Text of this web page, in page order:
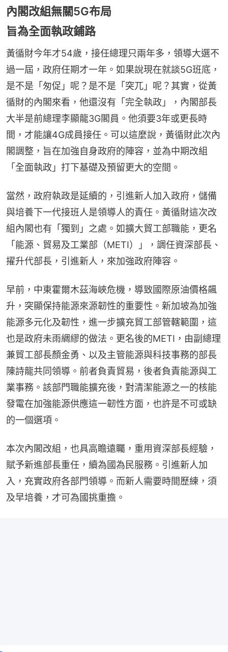
內閣改組無關5G布局
旨為全面執政鋪路
黃循財今年才54歲，接任總理只兩年多，領導大選不
過一屆，政府任期才一年。如果說現在就談5G班底，
是不是「匆促」呢？是不是「突兀」呢？其實，從黃
循財的內閣來看，他還沒有「完全執政」，內閣部長
大半是前總理李顯龍3G閣員。他須要3年或更長時
間，才能讓4G成員接任。可以這麼說，黃循財此次內
閣調整，旨在加強自身政府的陣容，並為中期改組
「全面執政」打下基礎及預留更大的空間。
當然，政府執政是延續的，引進新人加入政府，儲備
與培養下一代接班人是領導人的責任。黃循財這次改
組內閣也有「獨到」之處。如擴大貿工部職能，更名
「能源、貿易及工業部（METI）」，調任資深部長、
擢升代部長，引進新人，來加強政府陣容。
早前，中東霍爾木茲海峽危機，導致國際原油價格飆
升，突顯保持能源來源韌性的重要性。新加坡為加強
能源多元化及韌性，進一步擴充貿工部管轄範圍，這
也是政府未雨綢繆的做法。更名後的METI，由副總理
兼貿工部長顏金勇、以及主管能源與科技事務的部長
陳詩龍共同領導。前者負責貿易，後者負責能源與工
業事務。該部門職能擴充後，對清潔能源之一的核能
發電在加強能源供應這一韌性方面，也許是不可或缺
的一個選項。
本次內閣改組，也具高瞻遠矚，重用資深部長經驗，
賦予新進部長重任，續為國為民服務。引進新人加
入，充實政府各部門領導。而新人需要時間歷練，須
及早培養，才可為國挑重擔。